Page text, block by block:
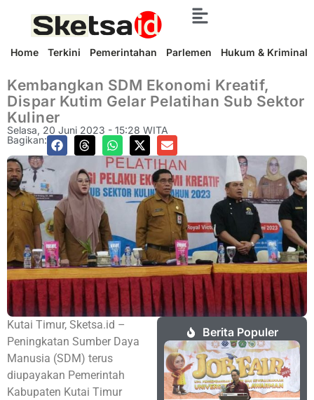
Home Terkini Pemerintahan Parlemen Hukum & Kriminal
Kembangkan SDM Ekonomi Kreatif,
Dispar Kutim Gelar Pelatihan Sub Sektor
Kuliner
Selasa, 20 Juni 2023 - 15:28 WITA
Bagikan:
Kutai Timur, Sketsa.id –
Peningkatan Sumber Daya
Manusia (SDM) terus
diupayakan Pemerintah
Kabupaten Kutai Timur
Berita Populer